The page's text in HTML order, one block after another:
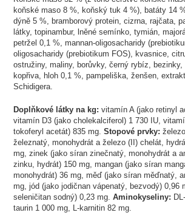
koňské maso 8 %, koňský tuk 4 %), batáty 14
dýně 5 %, bramborový protein, cizrna, rajčata,
látky, topinambur, lněné semínko, tymián,
petržel 0,1 %, mannan-oligosacharidy
oligosacharidy (prebiotikum FOS), kvasnice,
ostružiny, maliny, borůvky, černý rybíz, bezinky,
kopřiva, hloh 0,1 %, pampeliška, ženšen,
Schidigera.
Doplňkové látky na kg: vitamín A (jako retinyl
vitamín D3 (jako cholekalciferol) 1 730 IU,
tokoferyl acetát) 835 mg.Stopové prvky:
železnatý, monohydrát a železo (II) chelát,
mg, zinek (jako síran zinečnatý, monohydrát a
zinku, hydrát) 150 mg, mangan (jako síran
monohydrát) 36 mg, měď (jako síran měďnatý,
mg, jód (jako jodičnan vápenatý, bezvodý) 0,96
seleničitan sodný) 0,23 mg.Aminokyseliny:
taurin 1 000 mg, L-karnitin 82 mg.